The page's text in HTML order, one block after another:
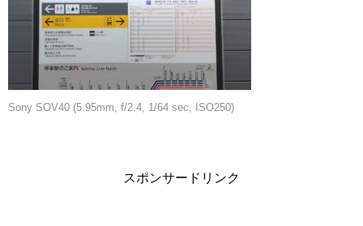
Sony SOV40 (5.95mm, f/2.4, 1/64 sec, ISO250)
スポンサードリンク